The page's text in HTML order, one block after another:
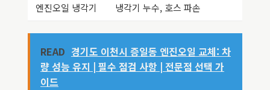
엔진오일 냉각기 냉각기 누수, 호스 파손
READ 경기도 이천시 증일동 엔진오일 교체: 차
량 성능 유지 | 필수 점검 사항 | 전문점 선택 가
이드